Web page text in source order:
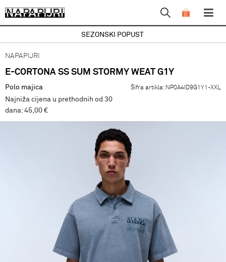
0
SEZONSKI POPUST
NAPAPIJRI
E-CORTONA SS SUM STORMY WEAT G1Y
Polo majica Šifra artikla: NP0A4ID9G1Y1-XXL
Najniža cijena u prethodnih od 30
dana: 45,00 €